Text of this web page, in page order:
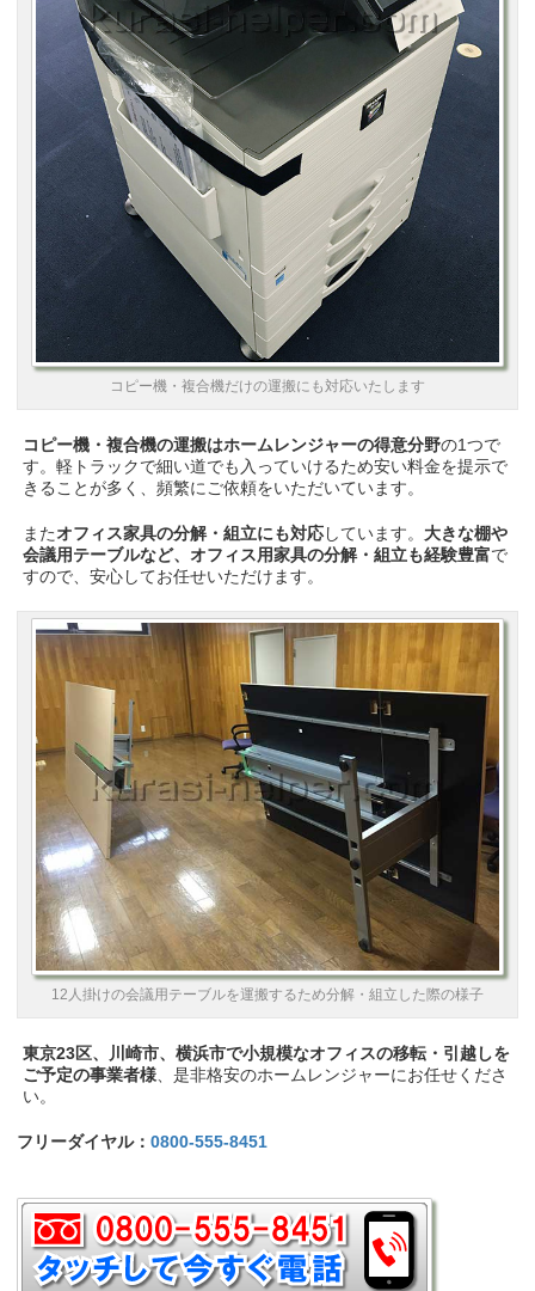
コピー機・複合機だけの運搬にも対応いたします
コピー機・複合機の運搬はホームレンジャーの得意分野の1つで
す。軽トラックで細い道でも入っていけるため安い料金を提示で
きることが多く、頻繁にご依頼をいただいています。
またオフィス家具の分解・組立にも対応しています。 大きな棚や
会議用テーブルなど、オフィス用家具の分解・組立も経験豊富で
すので、安心してお任せいただけます。
12人掛けの会議用テーブルを運搬するため分解・組立した際の様子
東京23区、川崎市、横浜市で小規模なオフィスの移転・引越しを
ご予定の事業者様、是非格安のホームレンジャーにお任せくださ
い。
フリーダイヤル：0800-555-8451